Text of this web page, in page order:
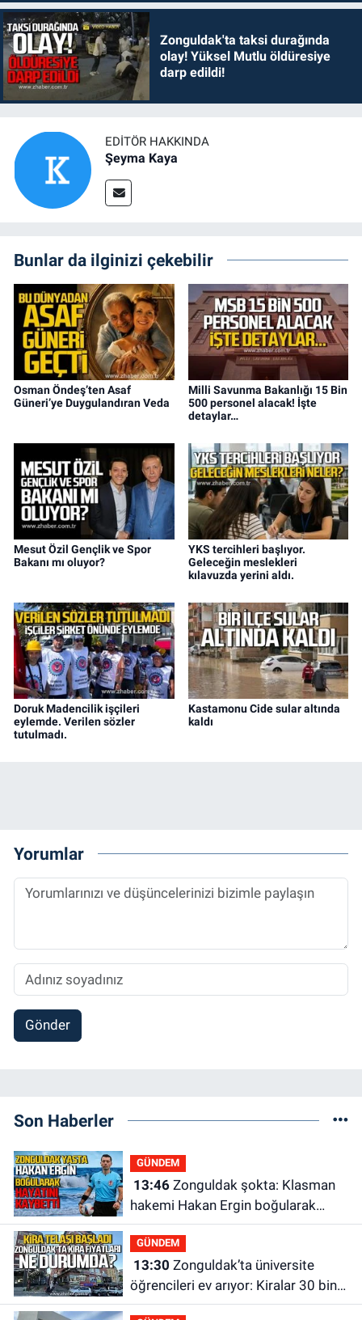
Zonguldak'ta taksi durağında
olay! Yüksel Mutlu öldüresiye
darp edildi!
EDITÖR HAKKINDA
Şeyma Kaya
Bunlar da ilginizi çekebilir
Osman Öndeş’ten Asaf
Güneri’ye Duygulandıran Veda
Milli Savunma Bakanlığı 15 Bin
500 personel alacak! İşte
detaylar…
Mesut Özil Gençlik ve Spor
Bakanı mı oluyor?
YKS tercihleri başlıyor.
Geleceğin meslekleri
kılavuzda yerini aldı.
Doruk Madencilik işçileri
eylemde. Verilen sözler
tutulmadı.
Kastamonu Cide sular altında
kaldı
Yorumlar
Gönder
Son Haberler
GÜNDEM
13:46Zonguldak şokta: Klasman
hakemi Hakan Ergin boğularak
hayatını kaybetti
GÜNDEM
13:30
öğrencileri ev arıyor: Kiralar 30 bin
liraya kadar çıkıyor